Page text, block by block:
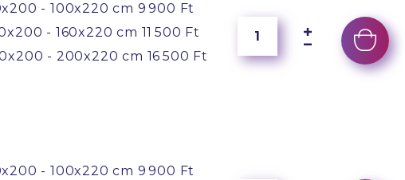
- 100x220 cm 9 900 Ft
- 160x220 cm 11 500 Ft
- 200x220 cm 16 500 Ft
- 100x220 cm 9 900 Ft